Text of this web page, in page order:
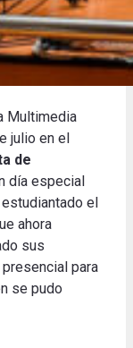
Multimedia
julio en el
de
día especial
el
ahora
sus
para
se pudo